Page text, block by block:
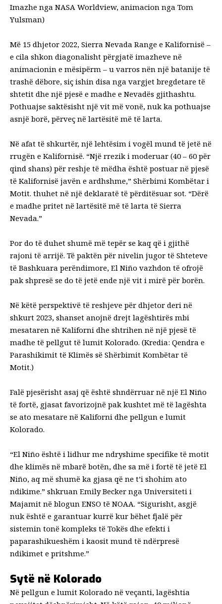
Imazhe nga NASA Worldview, animacion nga Tom
Yulsman)
Më 15 dhjetor 2022, Sierra Nevada Range e Kalifornisë –
e cila shkon diagonalisht përgjatë imazheve në
animacionin e mësipërm – u varros nën një batanije të
trashë dëbore, siç ishin disa nga vargjet bregdetare të
shtetit dhe një pjesë e madhe e Nevadës gjithashtu.
Pothuajse saktësisht një vit më vonë, nuk ka pothuajse
asnjë borë, përveç në lartësitë më të larta.
Në afat të shkurtër, një lehtësim i vogël mund të jetë në
rrugën e Kalifornisë. “Një rrezik i moderuar (40 – 60 për
qind shans) për reshje të mëdha është postuar në pjesë
të Kalifornisë javën e ardhshme,” Shërbimi Kombëtar i
Motit. thuhet në një deklaratë të përditësuar sot. “Dërë
e madhe pritet në lartësitë më të larta të Sierra
Nevada.”
Por do të duhet shumë më tepër se kaq që i gjithë
rajoni të arrijë. Të paktën për nivelin jugor të Shteteve
të Bashkuara perëndimore, El Niño vazhdon të ofrojë
pak shpresë se do të jetë ende një vit i mirë për borën.
Në këtë perspektivë të reshjeve për dhjetor deri në
shkurt 2023, shanset anojnë drejt lagështirës mbi
mesataren në Kaliforni dhe shtrihen në një pjesë të
madhe të pellgut të lumit Kolorado. (Kredia: Qendra e
Parashikimit të Klimës së Shërbimit Kombëtar të
Motit.)
Falë pjesërisht asaj që është shndërruar në një El Niño
të fortë, gjasat favorizojnë pak kushtet më të lagështa
se ato mesatare në Kaliforni dhe pellgun e lumit
Kolorado.
“El Niño është i lidhur me ndryshime specifike të motit
dhe klimës në mbarë botën, dhe sa më i fortë të jetë El
Niño, aq më shumë ka gjasa që ne t’i shohim ato
ndikime.” shkruan Emily Becker nga Universiteti i
Majamit në blogun ENSO të NOAA. “Sigurisht, asgjë
nuk është e garantuar kurrë kur bëhet fjalë për
sistemin tonë kompleks të Tokës dhe efekti i
paparashikueshëm i kaosit mund të ndërpresë
ndikimet e pritshme.”
Sytë në Kolorado
Në pellgun e lumit Kolorado në veçanti, lagështia